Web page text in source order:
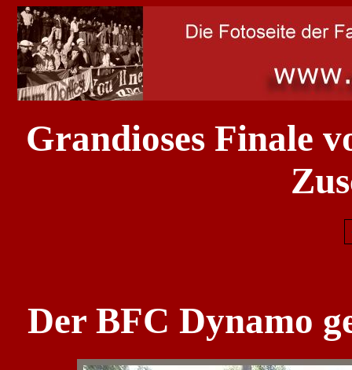
Grandioses Finale
Der BFC Dynamo